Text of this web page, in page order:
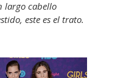
largo cabello
este es el trato.